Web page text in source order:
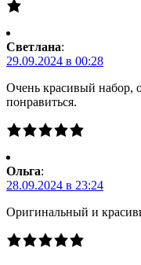
Светлана:
29.09.2024 в 00:28
Очень красивый набор,
понравиться.
Ольга:
28.09.2024 в 23:24
Оригинальный и